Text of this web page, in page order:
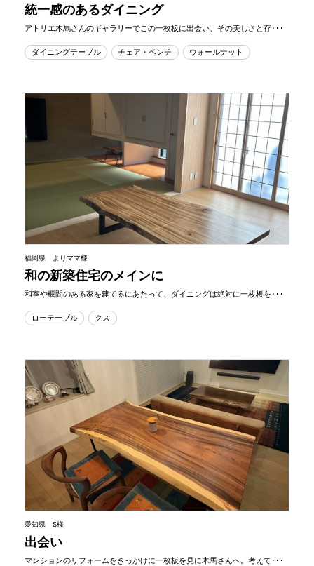
統一感のあるダイニング
アトリエ木馬さんのギャラリーでこの一枚板に出会い、その美しさと存･･･
ダイニングテーブル チェア・ベンチ ウォールナット
福岡県 よりママ様
和の新築住宅のメインに
和室や欄間のある家を建てるにあたって、ダイニングは絶対に一枚板を･･･
ローテーブル クス
愛知県 S様
出会い
マンションのリフォームをきっかけに一枚板を見に木馬さんへ。考えて･･･